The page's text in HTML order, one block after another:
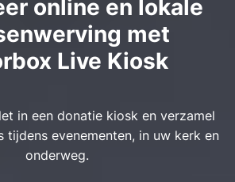
online en lokale
met
Live Kiosk
in een donatie kiosk en verzamel
tijdens evenementen, in uw kerk en
onderweg.